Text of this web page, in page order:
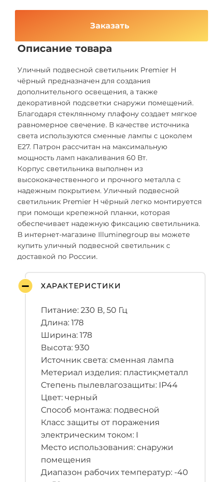
Заказать
Описание товара
Уличный подвесной светильник Premier H
чёрный предназначен для создания
дополнительного освещения, а также
декоративной подсветки снаружи помещений.
Благодаря стеклянному плафону создает мягкое
равномерное свечение. В качестве источника
света используются сменные лампы с цоколем
E27. Патрон рассчитан на максимальную
мощность ламп накаливания 60 Вт.
Корпус светильника выполнен из
высококачественного и прочного металла с
надежным покрытием. Уличный подвесной
светильник Premier H чёрный легко монтируется
при помощи крепежной планки, которая
обеспечивает надежную фиксацию светильника.
В интернет-магазине Illuminegroup вы можете
купить уличный подвесной светильник с
доставкой по России.
ХАРАКТЕРИСТИКИ
Питание: 230 В, 50 Гц
Длина: 178
Ширина: 178
Высота: 930
Источник света: сменная лампа
Метериал изделия: пластик;металл
Степень пылевлагозащиты: IP44
Цвет: черный
Способ монтажа: подвесной
Класс защиты от поражения
электрическим током: I
Место использования: снаружи
помещения
Диапазон рабочих температур: -40